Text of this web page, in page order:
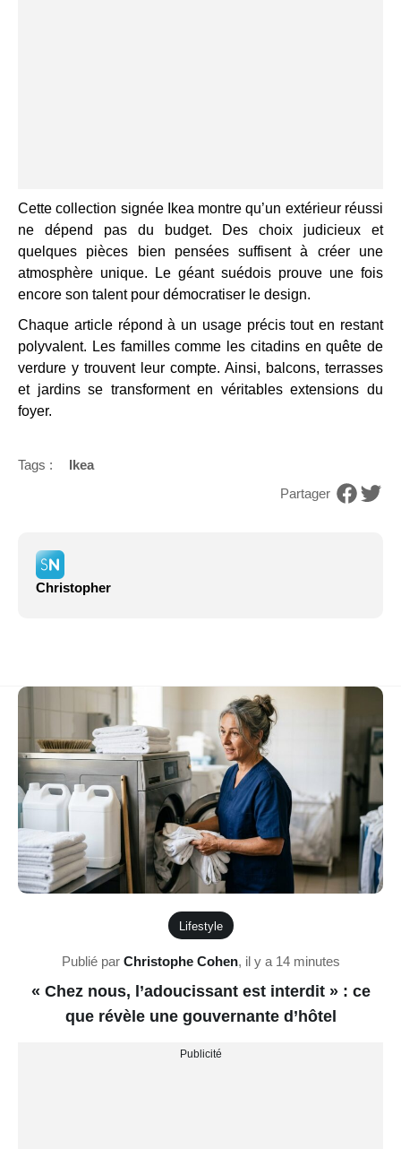
Cette collection signée Ikea montre qu’un extérieur réussi
ne dépend pas du budget. Des choix judicieux et
quelques pièces bien pensées suffisent à créer une
atmosphère unique. Le géant suédois prouve une fois
encore son talent pour démocratiser le design.
Chaque article répond à un usage précis tout en restant
polyvalent. Les familles comme les citadins en quête de
verdure y trouvent leur compte. Ainsi, balcons, terrasses
et jardins se transforment en véritables extensions du
foyer.
Tags :
Ikea
Partager
Christopher
Lifestyle
Publié par Christophe Cohen, il y a 14 minutes
« Chez nous, l’adoucissant est interdit » : ce
que révèle une gouvernante d’hôtel